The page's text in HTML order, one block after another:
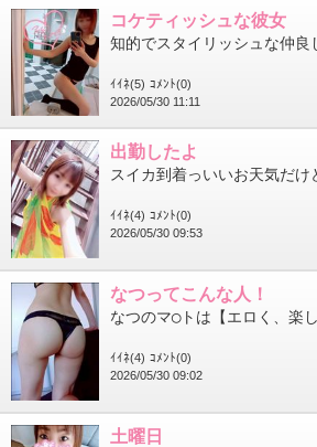
コケティッシュな彼女
ｲｲﾈ(5) ｺﾒﾝﾄ(0)
2026/05/30 11:11
出勤したよ
ｲｲﾈ(4) ｺﾒﾝﾄ(0)
2026/05/30 09:53
なつってこんな人！
ｲｲﾈ(4) ｺﾒﾝﾄ(0)
2026/05/30 09:02
土曜日